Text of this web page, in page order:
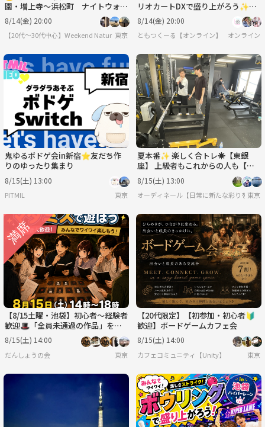
園・増上寺〜浜松町 ナイトウォー
クを通して友達を作ろうの会🌙🌉
8/14(金) 20:00
【20代〜30代中心】Weekend Nature 東京
リオカートDXで盛り上がろう✨
【🔰ゲーム初心者歓迎】
8/14(金) 20:00
ともつくーる【オンライン】 オンライン
鬼ゆるボドゲ会in新宿⭐友だち作
りのゆったり集まり
8/15(土) 13:00
PITMIL 東京
夏本番✨ 楽しく合トレ☀️【東銀
座】 上級者もこれからの人も【設
備◎2h】【＆少々ミット打ち🥊】
8/15(土) 13:00
オーディネール【日常に新たな彩りを/20
東京
【8/15土曜・池袋】初心者〜経験者
歓迎🎩「全員未通過の作品」をそ
の場で選んで遊ぶマダミス会【前日
ｷｬﾝｾﾙ返金OK】
8/15(土) 14:00
だんしょうの会 東京
【20代限定】【初参加・初心者🔰
歓迎】ボードゲームカフェ会
8/15(土) 14:00
カフェコミュニティ【Unity】 東京